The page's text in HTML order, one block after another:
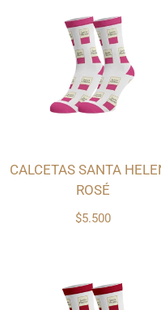
$5.500
CALCETAS SANTA
ROSÉ